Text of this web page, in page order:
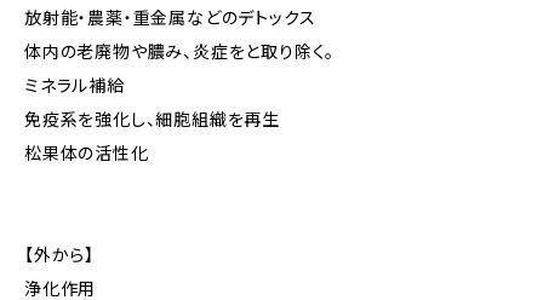
放射能・農薬・重金属などのデトックス
体内の老廃物や膿み、炎症をと取り除く。
ミネラル補給
免疫系を強化し、細胞組織を再生
松果体の活性化
【外から】
浄化作用